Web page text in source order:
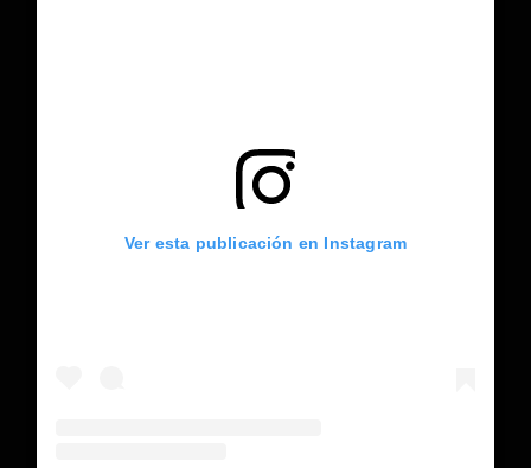
Ver esta publicación en Instagram